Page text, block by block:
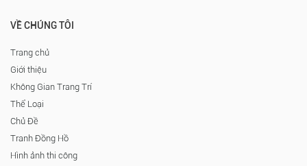
VỀ CHÚNG TÔI
Trang chủ
Giới thiệu
Không Gian Trang Trí
Thể Loại
Chủ Đề
Tranh Đồng Hồ
Hình ảnh thi công